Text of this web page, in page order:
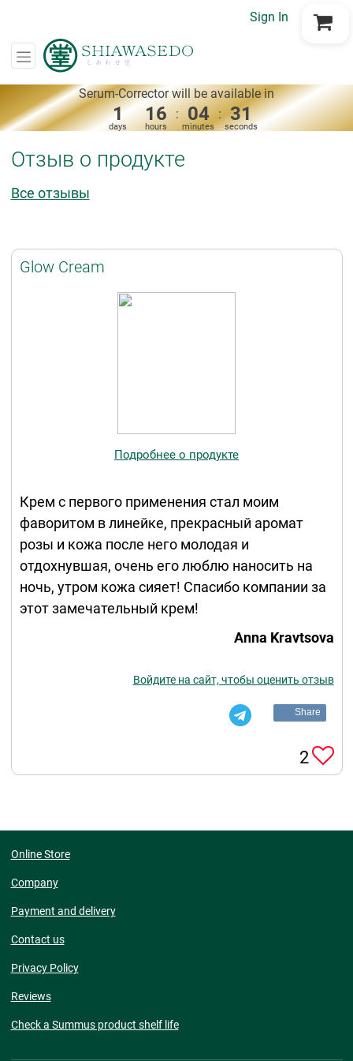
Sign In
Go to Cart
Serum-Corrector will be available in
1
days
16
hours
: 04
minutes
: 31
seconds
Отзыв о продукте
Все отзывы
Glow Cream
Подробнее о продукте
Крем с первого применения стал моим
фаворитом в линейке, прекрасный аромат
розы и кожа после него молодая и
отдохнувшая, очень его люблю наносить на
ночь, утром кожа сияет! Спасибо компании за
этот замечательный крем!
Anna Kravtsova
Войдите на сайт, чтобы оценить отзыв
Share
2
Online Store
Company
Payment and delivery
Contact us
Privacy Policy
Reviews
Check a Summus product shelf life